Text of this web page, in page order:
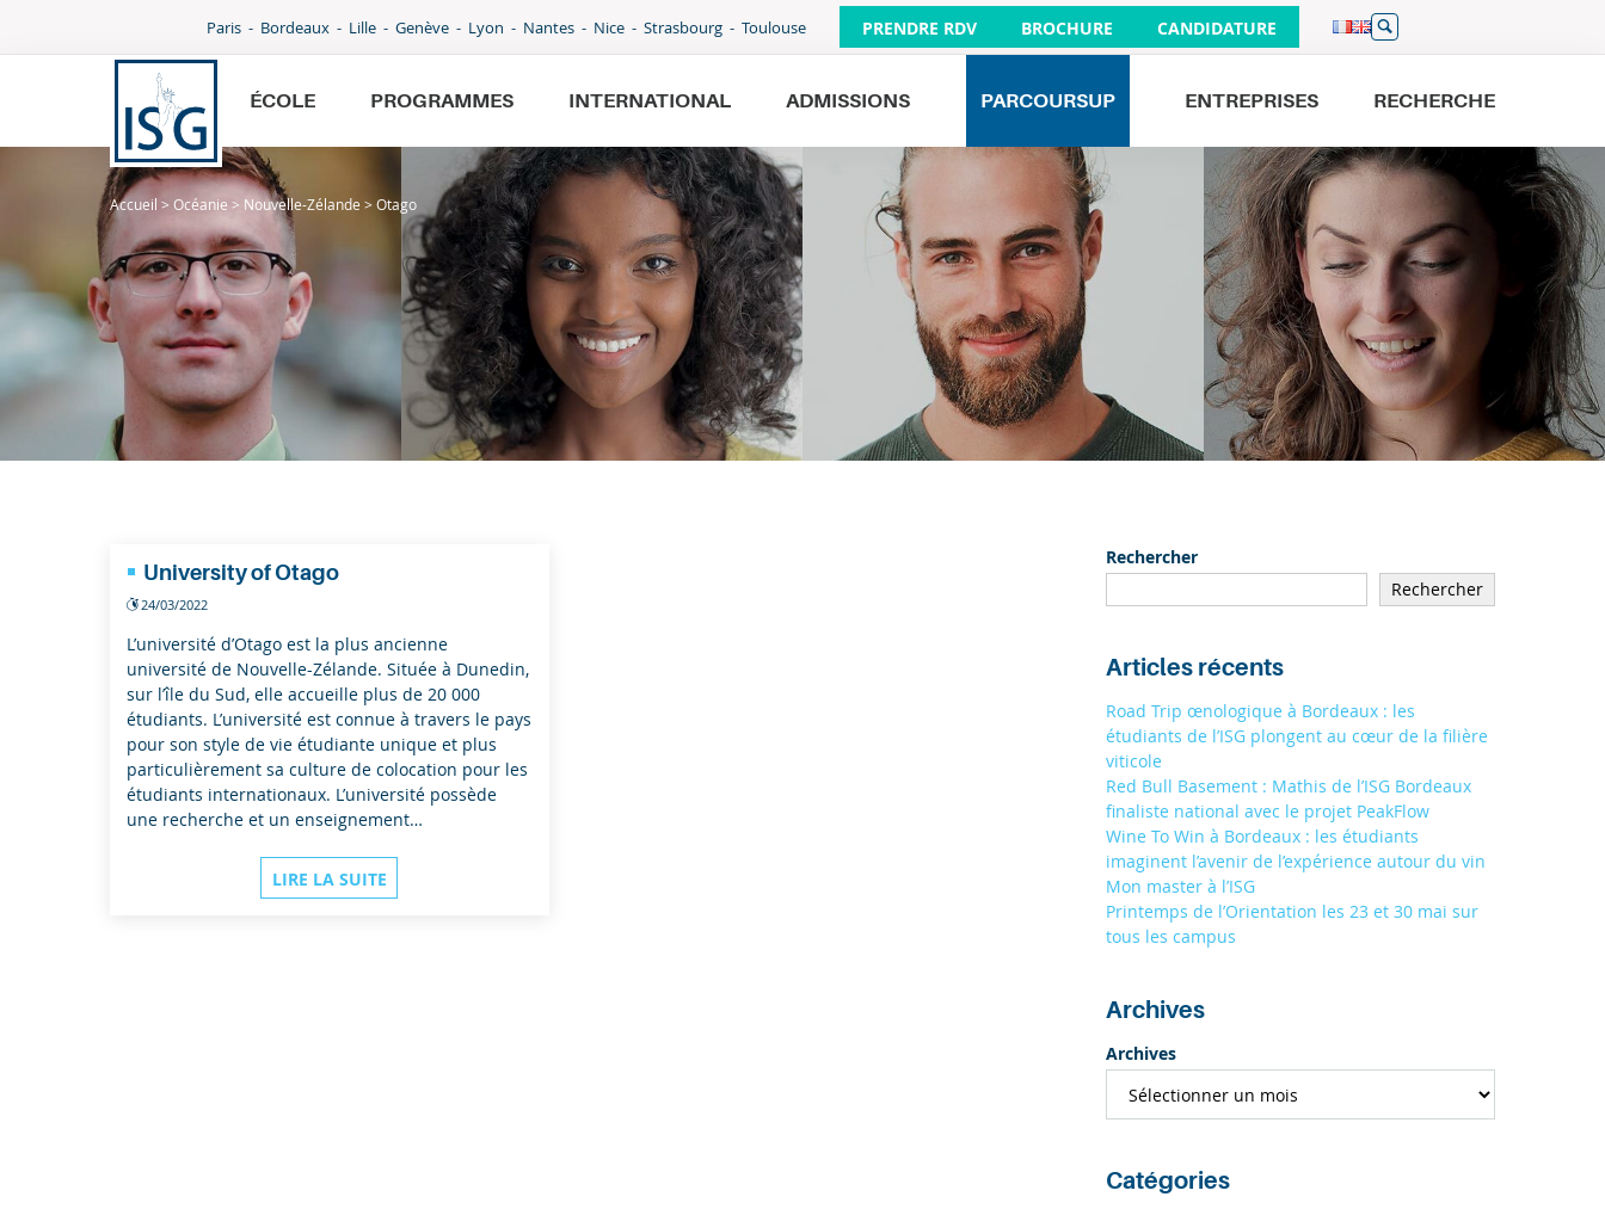
Paris Bordeaux Lille Genève Lyon Nantes Nice Strasbourg Toulouse PRENDRE RDV BROCHURE CANDIDATURE
ÉCOLE PROGRAMMES INTERNATIONAL ADMISSIONS PARCOURSUP ENTREPRISES RECHERCHE
École
Programmes
International
Admissions
Entreprises
Recherche
Venez nous rencontrer
JOURNÉES PORTES OUVERTES
26/09 À PARIS 9H - 16H
19/09 À BORDEAUX 9H - 16H
01/10 À LILLE 17H - 20H
À TOULOUSE 9H - 13H
Accueil > Océanie > Nouvelle-Zélande >Otago
University of Otago
24/03/2022
L’université d’Otago est la plus ancienne
université de Nouvelle-Zélande. Située à Dunedin,
sur l’île du Sud, elle accueille plus de 20 000
étudiants. L’université est connue à travers le pays
pour son style de vie étudiante unique et plus
particulièrement sa culture de colocation pour les
étudiants internationaux. L’université possède
une recherche et un enseignement…
LIRE LA SUITE
Rechercher
Rechercher
Articles récents
Road Trip œnologique à Bordeaux : les
étudiants de l’ISG plongent au cœur de la filière
viticole
Red Bull Basement : Mathis de l’ISG Bordeaux
finaliste national avec le projet PeakFlow
Wine To Win à Bordeaux : les étudiants
imaginent l’avenir de l’expérience autour du vin
Mon master à l’ISG
Printemps de l’Orientation les 23 et 30 mai sur
tous les campus
Archives
Archives
Catégories